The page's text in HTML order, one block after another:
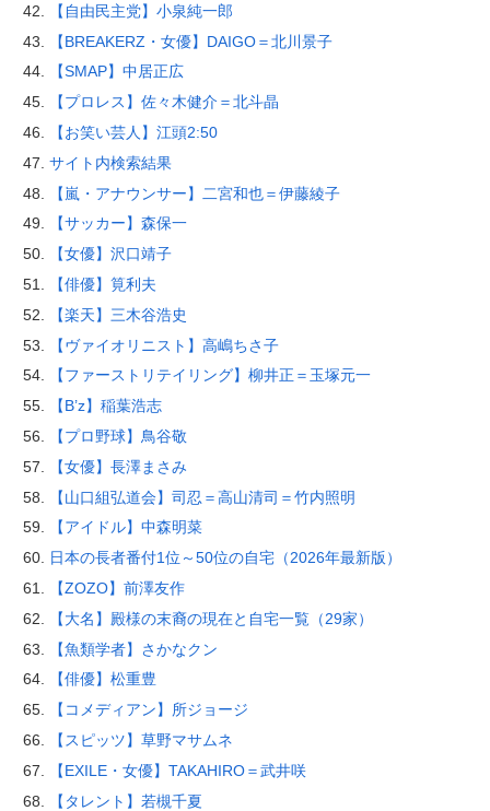
【自由民主党】小泉純一郎
【BREAKERZ・女優】DAIGO＝北川景子
【SMAP】中居正広
【プロレス】佐々木健介＝北斗晶
【お笑い芸人】江頭2:50
サイト内検索結果
【嵐・アナウンサー】二宮和也＝伊藤綾子
【サッカー】森保一
【女優】沢口靖子
【俳優】筧利夫
【楽天】三木谷浩史
【ヴァイオリニスト】高嶋ちさ子
【ファーストリテイリング】柳井正＝玉塚元一
【B’z】稲葉浩志
【プロ野球】鳥谷敬
【女優】長澤まさみ
【山口組弘道会】司忍＝高山清司＝竹内照明
【アイドル】中森明菜
日本の長者番付1位～50位の自宅（2026年最新版）
【ZOZO】前澤友作
【大名】殿様の末裔の現在と自宅一覧（29家）
【魚類学者】さかなクン
【俳優】松重豊
【コメディアン】所ジョージ
【スピッツ】草野マサムネ
【EXILE・女優】TAKAHIRO＝武井咲
【タレント】若槻千夏